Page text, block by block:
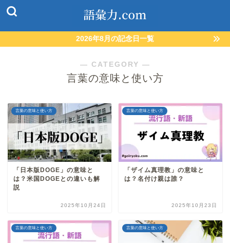
2026年8月の記念日一覧
― CATEGORY ―
言葉の意味と使い方
言葉の意味と使い方
「日本版DOGE」の意味と
は？米国DOGEとの違いも解
説
2025年10月24日
言葉の意味と使い方
「ザイム真理教」の意味と
は？名付け親は誰？
2025年10月23日
言葉の意味と使い方 言葉の意味と使い方